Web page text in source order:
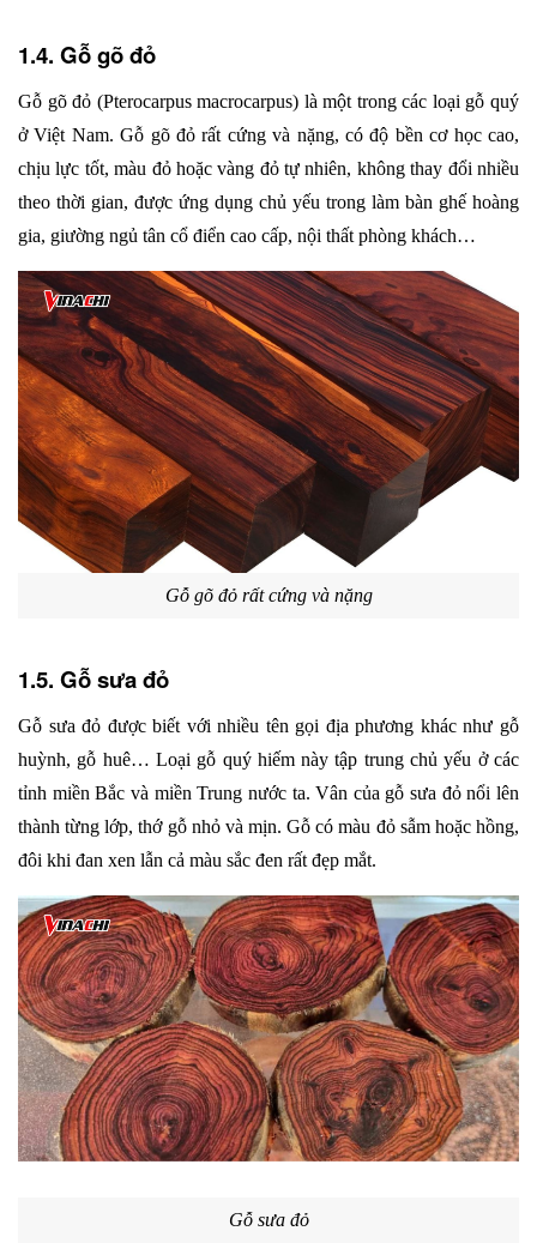
1.4. Gỗ gõ đỏ
Gỗ gõ đỏ (Pterocarpus macrocarpus) là một trong các loại gỗ quý
ở Việt Nam. Gỗ gõ đỏ rất cứng và nặng, có độ bền cơ học cao,
chịu lực tốt, màu đỏ hoặc vàng đỏ tự nhiên, không thay đổi nhiều
theo thời gian, được ứng dụng chủ yếu trong làm bàn ghế hoàng
gia, giường ngủ tân cổ điển cao cấp, nội thất phòng khách…
Gỗ gõ đỏ rất cứng và nặng
1.5. Gỗ sưa đỏ
Gỗ sưa đỏ được biết với nhiều tên gọi địa phương khác như gỗ
huỳnh, gỗ huê… Loại gỗ quý hiếm này tập trung chủ yếu ở các
tỉnh miền Bắc và miền Trung nước ta. Vân của gỗ sưa đỏ nổi lên
thành từng lớp, thớ gỗ nhỏ và mịn. Gỗ có màu đỏ sẫm hoặc hồng,
đôi khi đan xen lẫn cả màu sắc đen rất đẹp mắt.
Gỗ sưa đỏ